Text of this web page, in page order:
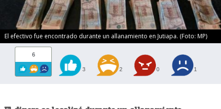
El efectivo fue encontrado durante un allanamiento en Jutiapa. (Foto: MP)
6
3 2 0 1